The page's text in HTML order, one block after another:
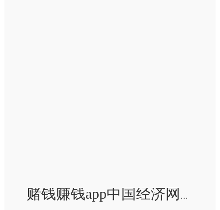
赌钱赚钱app中国经济网记者查询利用商店发现-赢钱的游戏软件·(中国)官方网站